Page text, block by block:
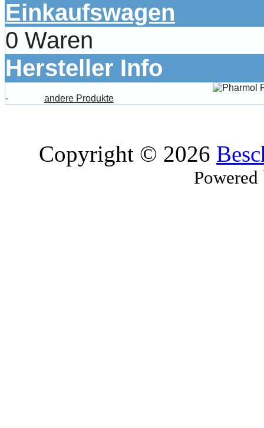
Einkaufswagen
0 Waren
Hersteller Info
- andere Produkte
Copyright © 2026